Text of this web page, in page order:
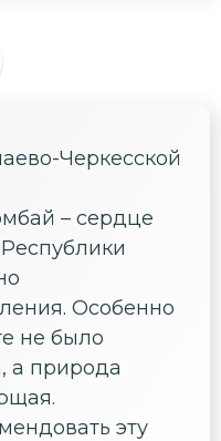
Черкесской
– сердце
Особенно
не было
а природа
эту